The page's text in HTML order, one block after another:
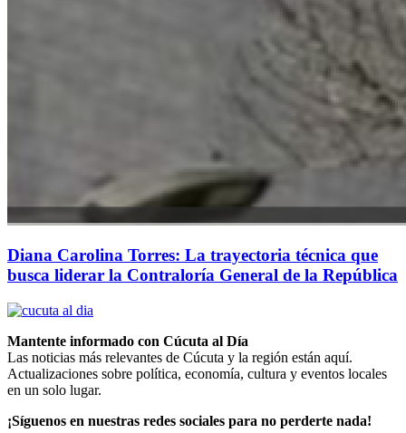
Diana Carolina Torres: La trayectoria técnica que
busca liderar la Contraloría General de la República
Mantente informado con Cúcuta al Día
Las noticias más relevantes de Cúcuta y la región están aquí.
Actualizaciones sobre política, economía, cultura y eventos locales
en un solo lugar.
¡Síguenos en nuestras redes sociales para no perderte nada!